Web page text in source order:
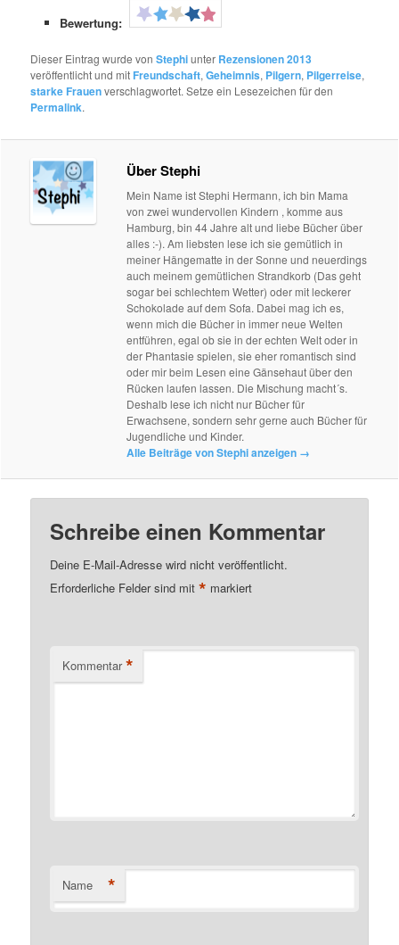
Bewertung:
Dieser Eintrag wurde vonStephiunter Rezensionen 2013
veröffentlicht und mit Freundschaft,Geheimnis, Pilgern, Pilgerreise,
starke Frauenverschlagwortet. Setze ein Lesezeichen für den
Permalink.
Über Stephi
Mein Name ist Stephi Hermann, ich bin Mama
von zwei wundervollen Kindern , komme aus
Hamburg, bin 44 Jahre alt und liebe Bücher über
alles :-). Am liebsten lese ich sie gemütlich in
meiner Hängematte in der Sonne und neuerdings
auch meinem gemütlichen Strandkorb (Das geht
sogar bei schlechtem Wetter) oder mit leckerer
Schokolade auf dem Sofa. Dabei mag ich es,
wenn mich die Bücher in immer neue Welten
entführen, egal ob sie in der echten Welt oder in
der Phantasie spielen, sie eher romantisch sind
oder mir beim Lesen eine Gänsehaut über den
Rücken laufen lassen. Die Mischung macht´s.
Deshalb lese ich nicht nur Bücher für
Erwachsene, sondern sehr gerne auch Bücher für
Jugendliche und Kinder.
Alle Beiträge von Stephi anzeigen →
Schreibe einen Kommentar
Deine E-Mail-Adresse wird nicht veröffentlicht.
Erforderliche Felder sind mit* markiert
Kommentar *
Name *